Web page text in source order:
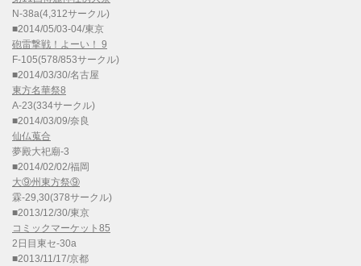
N-38a(4,312サークル)
■2014/05/03-04/東京
砲雷撃戦！よーい！ 9
F-105(578/853サークル)
■2014/03/30/名古屋
東方名華祭8
A-23(334サークル)
■2014/03/09/奈良
仙仏蒐合
夢殿大祀廟-3
■2014/02/02/福岡
大⑨州東方祭⑨
霖-29,30(378サークル)
■2013/12/30/東京
コミックマーケット85
2日目東セ-30a
■2013/11/17/京都